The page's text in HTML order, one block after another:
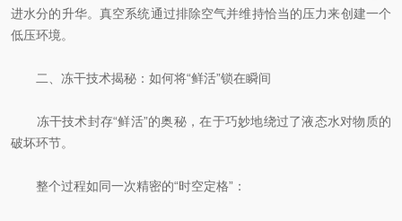
进水分的升华。真空系统通过排除空气并维持恰当的压力来创建一个
低压环境。
二、冻干技术揭秘：如何将“鲜活”锁在瞬间
冻干技术封存“鲜活”的奥秘，在于巧妙地绕过了液态水对物质的
破坏环节。
整个过程如同一次精密的“时空定格”：